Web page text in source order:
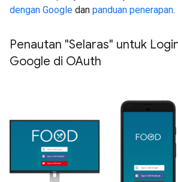
dengan Google dan panduan penerapan.
Penautan "Selaras" untuk
Google di OAuth